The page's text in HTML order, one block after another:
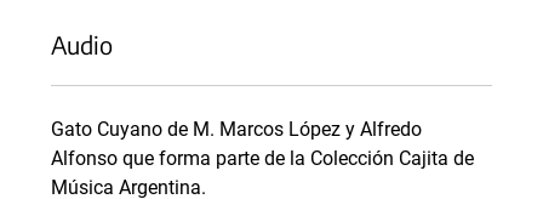
Audio
Gato Cuyano de M. Marcos López y Alfredo
Alfonso que forma parte de la Colección Cajita de
Música Argentina.